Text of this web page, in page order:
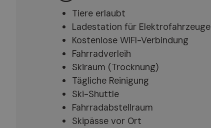
Tiere erlaubt
Ladestation für Elektrofahrzeuge
Kostenlose WIFI-Verbindung
Fahrradverleih
Skiraum (Trocknung)
Tägliche Reinigung
Ski-Shuttle
Fahrradabstellraum
Skipässe vor Ort